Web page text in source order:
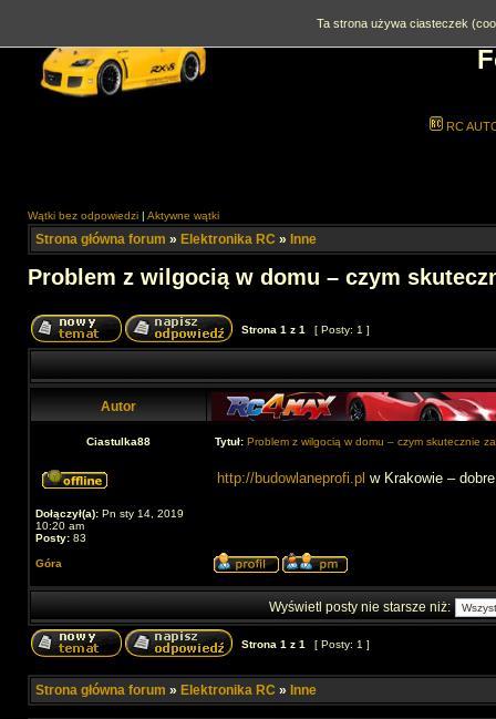
RC
Wątki bez odpowiedzi | Aktywne wątki
Strona główna forum » Elektronika RC » Inne
Problem z wilgocią w domu – czym
Strona 1 z 1 [ Posty: 1 ]
Autor
Ciastulka88 Tytuł: Problem z wilgocią w domu – czym skutecznie
Dołączył(a): Pn sty 14, 2019
10:20 am
Posty: 83
http://budowlaneprofi.pl w Krakowie –
Góra
Wyświetl posty nie starsze niż:
Strona 1 z 1 [ Posty: 1 ]
Strona główna forum » Elektronika RC » Inne
Ta strona używa ciasteczek